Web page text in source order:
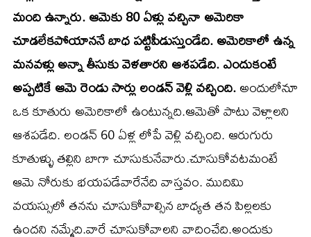
మంది ఉన్నారు. ఆమెకు 80 ఏళ్లు వచ్చినా అమెరికా
చూడలేకపోయాననే బాధ పట్టిపీడుస్తుండేది. అమెరికాలో ఉన్న
మనవళ్లు అన్నా తీసుకు వెళతారని ఆశపడేది. ఎందుకంటే
అప్పటికే ఆమె రెండు సార్లు లండన్ వెళ్లి వచ్చింది.అందులోనూ
ఒక కూతురు అమెరికాలో ఉంటున్నది.ఆమెతో పాటు వెళ్లాలని
ఆశపడేది. లండన్ 60 ఏళ్ల లోపే వెళ్లి వచ్చింది. ఆరుగురు
కూతుళ్ళు తల్లిని బాగా చూసుకునేవారు.చూసుకోవటమంటే
ఆమె నోరుకు భయపడేవారేనేది వాస్తవం. ముదిమి
వయస్సులో తనను చూసుకోవాల్సిన బాధ్యత తన పిల్లలకు
ఉందని నమ్మేది.వారే చూసుకోవాలని వాదించేది.అందుకు